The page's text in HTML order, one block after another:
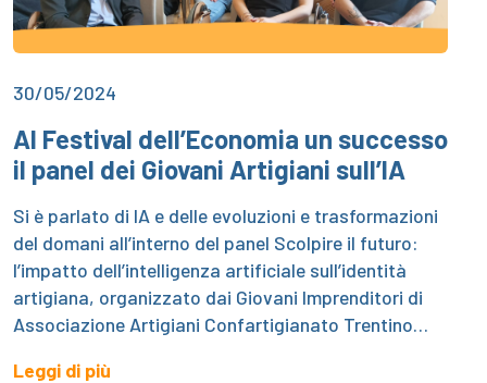
30/05/2024
Al Festival dell’Economia un successo
il panel dei Giovani Artigiani sull’IA
Si è parlato di IA e delle evoluzioni e trasformazioni
del domani all’interno del panel Scolpire il futuro:
l’impatto dell’intelligenza artificiale sull’identità
artigiana, organizzato dai Giovani Imprenditori di
Associazione Artigiani Confartigianato Trentino…
Leggi di più